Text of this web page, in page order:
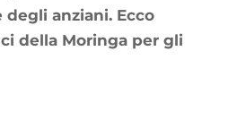
anzia­ni. Ecco
del­la Morin­ga per gli